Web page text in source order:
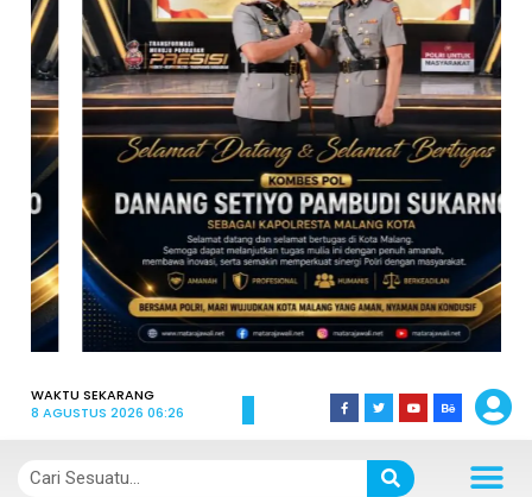
WAKTU SEKARANG
8 AGUSTUS 2026 06:26